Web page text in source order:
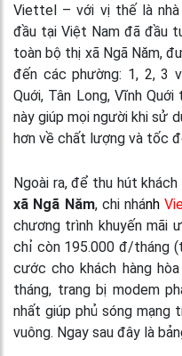
Viettel – với vị thế là
đầu tại Việt Nam đã đầu
toàn bộ thị xã Ngã Năm,
đến các phường: 1, 2, 3
Quới, Tân Long, Vĩnh
này giúp mọi người khi sử
hơn về chất lượng và tốc
Ngoài ra, để thu hút
xã Ngã Năm, chi nhánh
chương trình khuyến mãi
chỉ còn 195.000 đ/tháng
cước cho khách hàng
tháng, trang bị modem
nhất giúp phủ sóng mạng
vuông. Ngay sau đây là